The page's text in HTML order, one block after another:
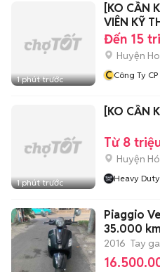
1 phút trước
[KO CẦN
VIÊN KỸ
Đến 15
Huyện
CCông Ty
1 phút trước
[KO CẦN
Từ 8
Huyện
Heavy Duty
Piaggio
35.000 km
2016 Tay ga